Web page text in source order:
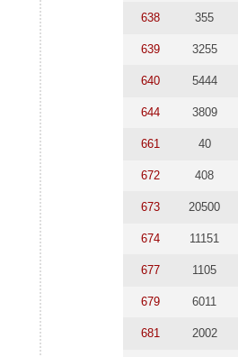
638 355
639 3255
640 5444
644 3809
661 40
672 408
673 20500
674 11151
677 1105
679 6011
681 2002